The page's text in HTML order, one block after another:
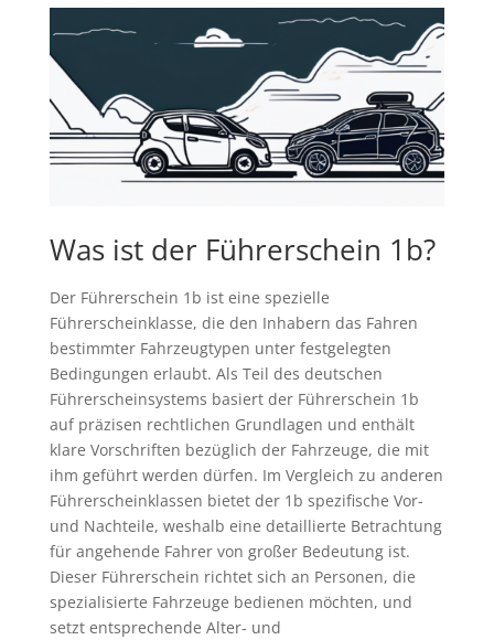
Was ist der Führerschein 1b?
Der Führerschein 1b ist eine spezielle
Führerscheinklasse, die den Inhabern das Fahren
bestimmter Fahrzeugtypen unter festgelegten
Bedingungen erlaubt. Als Teil des deutschen
Führerscheinsystems basiert der Führerschein 1b
auf präzisen rechtlichen Grundlagen und enthält
klare Vorschriften bezüglich der Fahrzeuge, die mit
ihm geführt werden dürfen. Im Vergleich zu anderen
Führerscheinklassen bietet der 1b spezifische Vor-
und Nachteile, weshalb eine detaillierte Betrachtung
für angehende Fahrer von großer Bedeutung ist.
Dieser Führerschein richtet sich an Personen, die
spezialisierte Fahrzeuge bedienen möchten, und
setzt entsprechende Alter- und